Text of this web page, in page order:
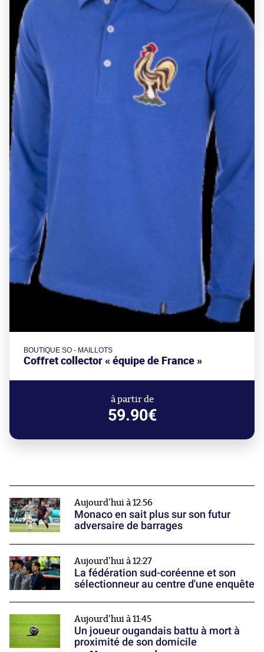
BOUTIQUE SO - MAILLOTS
Coffret collector « équipe de France »
à partir de
59.90€
Aujourd'hui à 12:56
Monaco en sait plus sur son futur
adversaire de barrages
Aujourd'hui à 12:27
La fédération sud-coréenne et son
sélectionneur au centre d'une enquête
Aujourd'hui à 11:45
Un joueur ougandais battu à mort à
proximité de son domicile